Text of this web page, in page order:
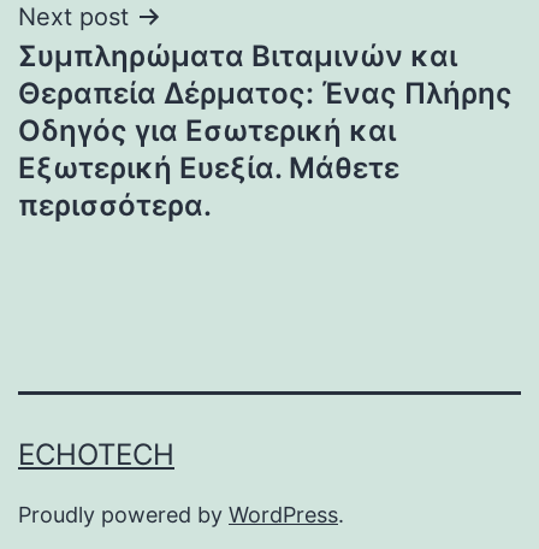
Next post
Συμπληρώματα Βιταμινών και
Θεραπεία Δέρματος: Ένας Πλήρης
Οδηγός για Εσωτερική και
Εξωτερική Ευεξία. Μάθετε
περισσότερα.
ECHOTECH
Proudly powered by WordPress.